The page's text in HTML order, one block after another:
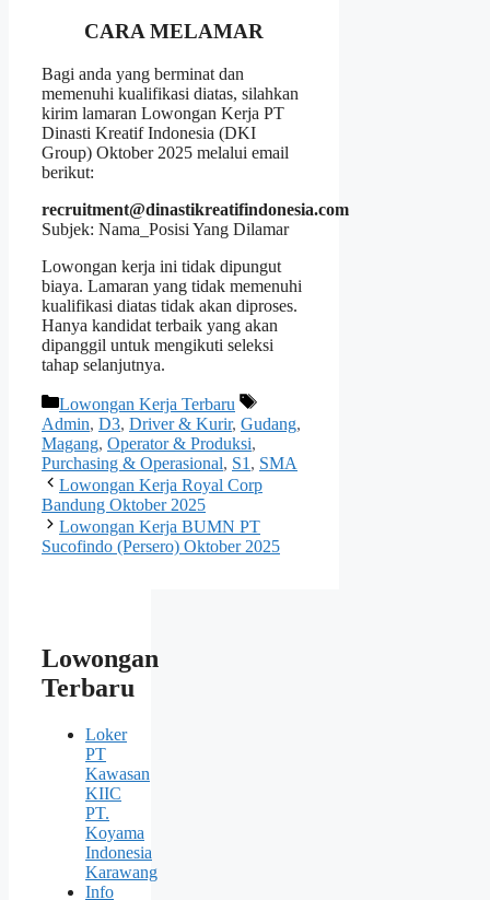
CARA MELAMAR
Bagi anda yang berminat dan
memenuhi kualifikasi diatas, silahkan
kirim lamaran Lowongan Kerja PT
Dinasti Kreatif Indonesia (DKI
Group) Oktober 2025 melalui email
berikut:
recruitment@dinastikreatifindonesia.com
Subjek: Nama_Posisi Yang Dilamar
Lowongan kerja ini tidak dipungut
biaya. Lamaran yang tidak memenuhi
kualifikasi diatas tidak akan diproses.
Hanya kandidat terbaik yang akan
dipanggil untuk mengikuti seleksi
tahap selanjutnya.
Kategori
Lowongan Kerja Terbaru
Tag
Admin, D3, Driver & Kurir, Gudang,
Magang, Operator & Produksi,
Purchasing & Operasional, S1 , SMA
Lowongan Kerja Royal Corp
Bandung Oktober 2025
Lowongan Kerja BUMN PT
Sucofindo (Persero) Oktober 2025
Lowongan
Terbaru
Loker
PT
Kawasan
KIIC
PT.
Koyama
Indonesia
Karawang
Info